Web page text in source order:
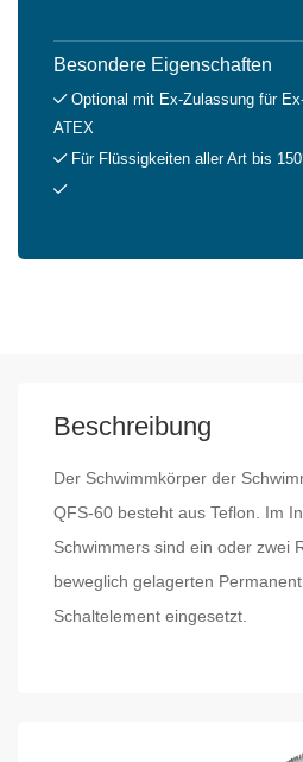
Besondere Eigenschaften
Optional mit Ex-Zulassung für
ATEX
Für Flüssigkeiten aller Art bis
Beschreibung
Der Schwimmkörper der
QFS-60 besteht aus Teflon. Im
Schwimmers sind ein oder zwei
beweglich gelagerten
Schaltelement eingesetzt.